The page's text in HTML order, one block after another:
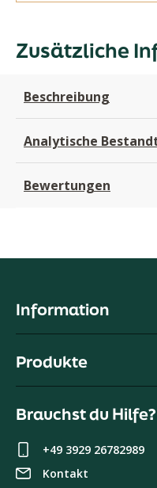
Zusätzliche
Beschreibung
Analytische
Bewertungen
Information
Produkte
Brauchst du Hilfe?
+49 3929 26782989
Kontakt